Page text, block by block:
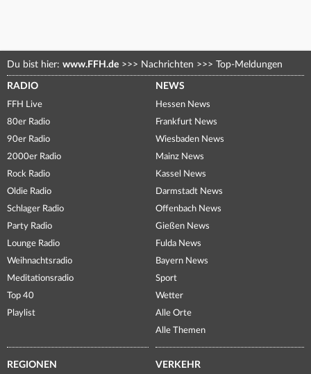
Du bist hier: www.FFH.de >>> Nachrichten >>> Top-Meldungen
RADIO
FFH Live
80er Radio
90er Radio
2000er Radio
Rock Radio
Oldie Radio
Schlager Radio
Party Radio
Lounge Radio
Weihnachtsradio
Meditationsradio
Top 40
Playlist
NEWS
Hessen News
Frankfurt News
Wiesbaden News
Mainz News
Kassel News
Darmstadt News
Offenbach News
Gießen News
Fulda News
Bayern News
Sport
Wetter
Alle Orte
Alle Themen
REGIONEN VERKEHR